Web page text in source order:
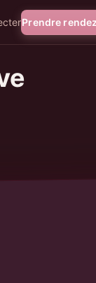
Prendre